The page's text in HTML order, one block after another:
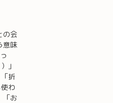
の会
意味
」
折
わ
「お